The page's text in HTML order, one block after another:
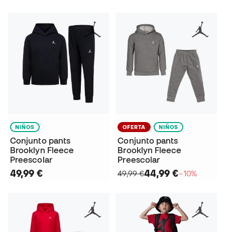
NIÑOS
Conjunto pants
Brooklyn Fleece
Preescolar
49,99 €
OFERTA NIÑOS
Conjunto pants
Brooklyn Fleece
Preescolar
49,99 €44,99 €−10%